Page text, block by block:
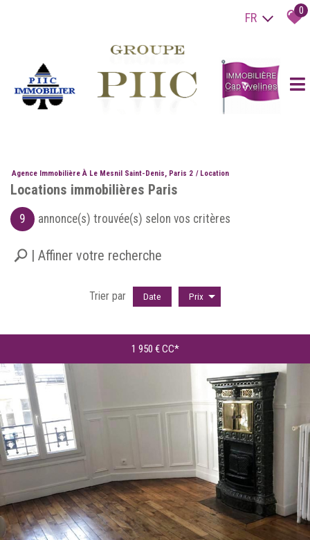
FR 0
Agence Immobilière À Le Mesnil Saint-Denis, Paris 2 Location
Locations immobilières Paris
9 annonce(s) trouvée(s) selon vos critères
Affiner votre recherche
RECHERCHER
+ de critères
+
Trier par Date Prix
1 950 €CC*